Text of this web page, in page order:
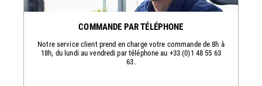
COMMANDE PAR TÉLÉPHONE
Notre service client prend en charge votre commande de 8h à
18h, du lundi au vendredi par téléphone au +33 (0)1 48 55 63
63.